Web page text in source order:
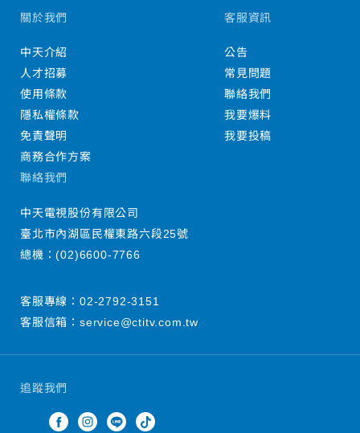
追蹤我們
關於我們
中天介紹
人才招募
使用條款
隱私權條款
免責聲明
商務合作方案
客服資訊
公告
常見問題
聯絡我們
我要爆料
我要投稿
聯絡我們
中天電視股份有限公司
臺北市內湖區民權東路六段25號
總機：(02)6600-7766
客服專線： 02-2792-3151
客服信箱： service@ctitv.com.tw